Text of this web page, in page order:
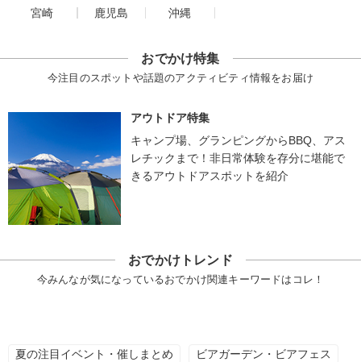
宮崎
鹿児島 沖縄
おでかけ特集
今注目のスポットや話題のアクティビティ情報をお届け
アウトドア特集
キャンプ場、グランピングからBBQ、アス
レチックまで！非日常体験を存分に堪能で
きるアウトドアスポットを紹介
おでかけトレンド
今みんなが気になっているおでかけ関連キーワードはコレ！
夏の注目イベント・催しまとめ ビアガーデン・ビアフェス